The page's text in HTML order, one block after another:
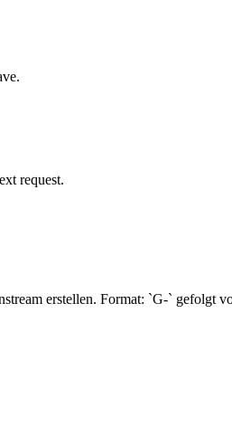
request.
erstellen. Format: `G-` gefolgt